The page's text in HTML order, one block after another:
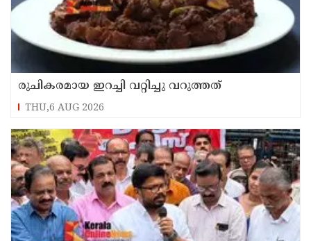
രുചികരമായ ഇറച്ചി വറ്റിച്ചു വറുത്തത്
THU,6 AUG 2026